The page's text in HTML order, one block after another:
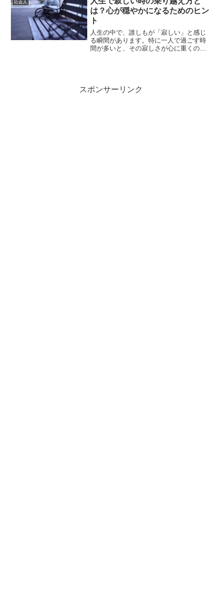
マンが人生をもっと楽しく...
社会人
は？心が穏やかになるためのヒン
ト
人生の中で、誰しもが「寂しい」と感じ
る瞬間があります。特に一人で過ごす時
間が多いと、その寂しさが心に重くのし
スポンサーリンク